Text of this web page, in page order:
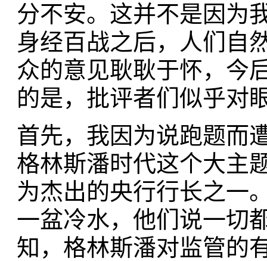
分不安。这并不是因为
身经百战之后，人们自
众的意见耿耿于怀，今
的是，批评者们似乎对
首先，我因为说跑题而
格林斯潘时代这个大主
为杰出的央行行长之一
一盆冷水，他们说一切
知，格林斯潘对监管的